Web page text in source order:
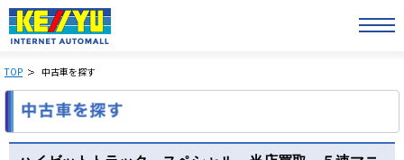
TOP 中古車を探す